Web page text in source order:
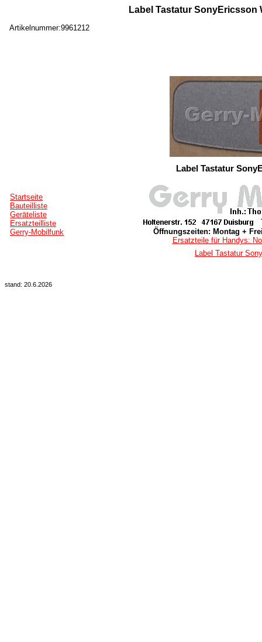
Label Tastatur SonyEricsson
Artikelnummer:9961212
Label Tastatur
Startseite
Bauteilliste
Geräteliste
Ersatzteilliste
Gerry-Mobilfunk
Öffnungszeiten: Montag +
Ersatzteile für Handys:
Label Tastatur
stand: 20.6.2026